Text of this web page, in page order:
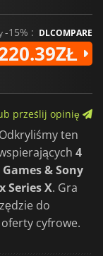
-15% : DLCOMPARE
prześlij opinię
ten
4
& Sony
Series X. Gra
do
oferty cyfrowe.